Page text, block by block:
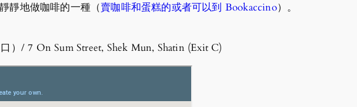
靜地做咖啡的一種（賣咖啡和蛋糕的或者可以到 Bookaccino）。
）/ 7 On Sum Street, Shek Mun, Shatin (Exit C)